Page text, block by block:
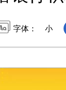
字体： 小